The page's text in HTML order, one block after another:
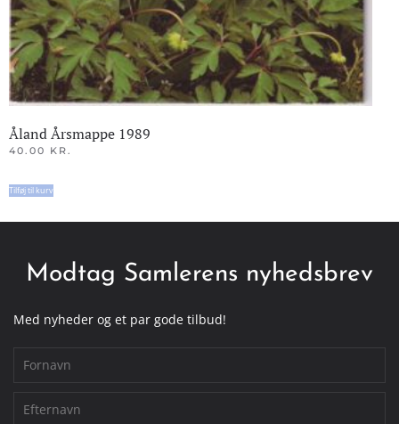
Åland Årsmappe 1989
40.00 KR.
Tilføj til kurv
Modtag Samlerens nyhedsbrev
Med nyheder og et par gode tilbud!